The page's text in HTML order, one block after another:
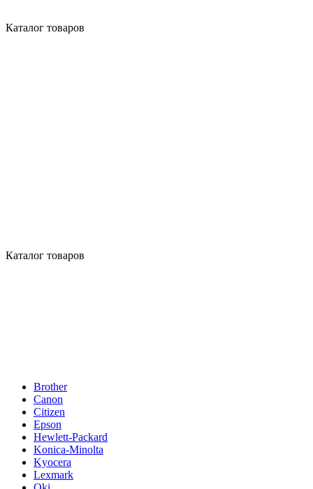
Каталог товаров
Каталог товаров
Brother
Canon
Citizen
Epson
Hewlett-Packard
Konica-Minolta
Kyocera
Lexmark